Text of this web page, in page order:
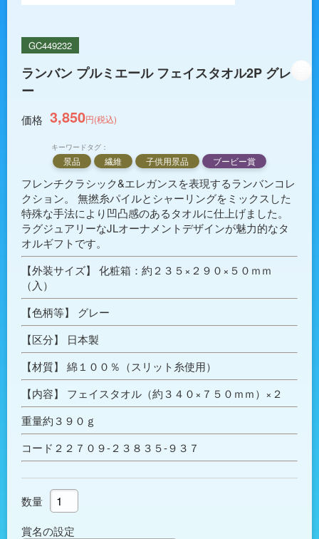
GC449232
ランバン プルミエール フェイスタオル2P グレ
ー
価格 3,850円(税込)
キーワードタグ：
景品 繊維 子供用景品 ブービー賞
フレンチクラシック&エレガンスを表現するランバンコレ
クション。 無撚糸パイルとシャーリングをミックスした
特殊な手法により凹凸感のあるタオルに仕上げました。
ラグジュアリーなJLオーナメントデザインが魅力的なタ
オルギフトです。
【外装サイズ】 化粧箱：約２３５×２９０×５０ｍｍ
（入）
【色柄等】 グレー
【区分】 日本製
【材質】 綿１００％（スリット糸使用）
【内容】 フェイスタオル（約３４０×７５０ｍｍ）×２
重量約３９０ｇ
コード２２７０９-２３８３５-９３７
数量
賞名の設定